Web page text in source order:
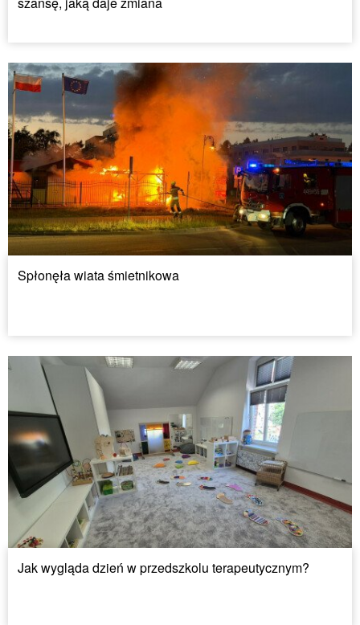
Spłonęła wiata śmietnikowa
Jak wygląda dzień w przedszkolu terapeutycznym?